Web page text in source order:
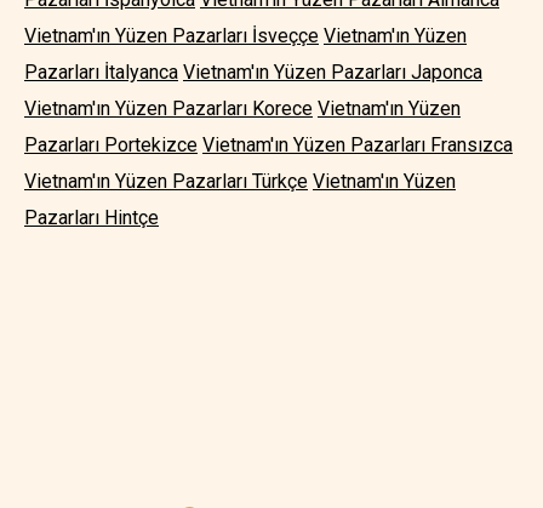
Vietnam'ın Yüzen Pazarları İsveççe Vietnam'ın Yüzen
Pazarları İtalyanca Vietnam'ın Yüzen Pazarları Japonca
Vietnam'ın Yüzen Pazarları Korece Vietnam'ın Yüzen
Pazarları Portekizce Vietnam'ın Yüzen Pazarları Fransızca
Vietnam'ın Yüzen Pazarları Türkçe Vietnam'ın Yüzen
Pazarları Hintçe